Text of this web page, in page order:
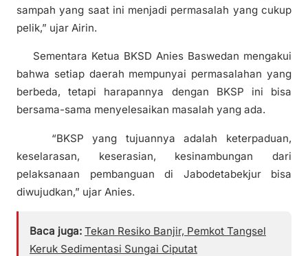
sampah yang saat ini menjadi permasalah yang cukup
pelik,” ujar Airin.
Sementara Ketua BKSD Anies Baswedan mengakui
bahwa setiap daerah mempunyai permasalahan yang
berbeda, tetapi harapannya dengan BKSP ini bisa
bersama-sama menyelesaikan masalah yang ada.
“BKSP yang tujuannya adalah keterpaduan,
keselarasan, keserasian, kesinambungan dari
pelaksanaan pembanguan di Jabodetabekjur bisa
diwujudkan,” ujar Anies.
Baca juga: Tekan Resiko Banjir, Pemkot Tangsel
Keruk Sedimentasi Sungai Ciputat